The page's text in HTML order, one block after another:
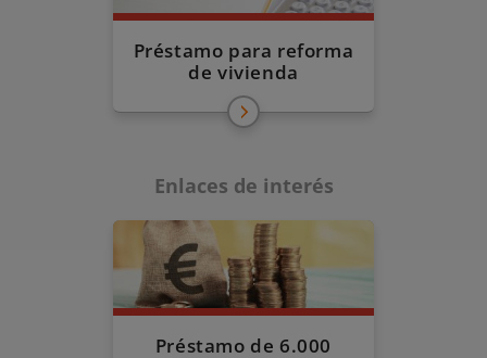
Préstamo para reforma
de vivienda
Enlaces de interés
Préstamo de 6.000